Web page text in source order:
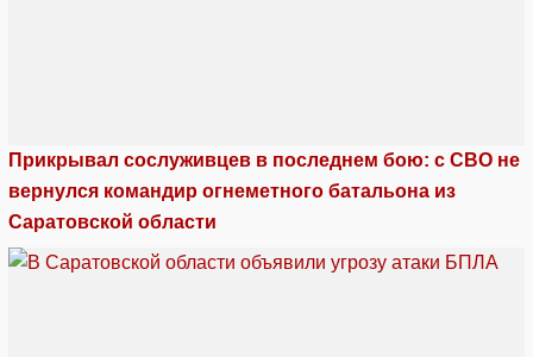
Прикрывал сослуживцев в последнем бою: с СВО не
вернулся командир огнеметного батальона из
Саратовской области